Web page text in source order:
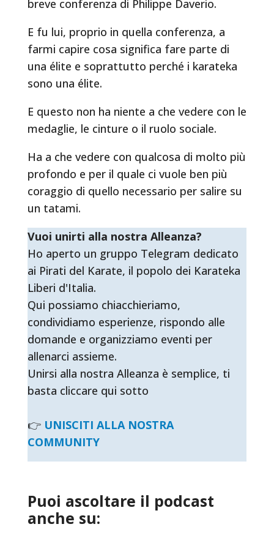
breve conferenza di Philippe Daverio.
E fu lui, proprio in quella conferenza, a
farmi capire cosa significa fare parte di
una élite e soprattutto perché i karateka
sono una élite.
E questo non ha niente a che vedere con le
medaglie, le cinture o il ruolo sociale.
Ha a che vedere con qualcosa di molto più
profondo e per il quale ci vuole ben più
coraggio di quello necessario per salire su
un tatami.
Vuoi unirti alla nostra Alleanza?
Ho aperto un gruppo Telegram dedicato
ai Pirati del Karate, il popolo dei Karateka
Liberi d'Italia.
Qui possiamo chiacchieriamo,
condividiamo esperienze, rispondo alle
domande e organizziamo eventi per
allenarci assieme.
Unirsi alla nostra Alleanza è semplice, ti
basta cliccare qui sotto
👉 UNISCITI ALLA NOSTRA
COMMUNITY
Puoi ascoltare il podcast
anche su: